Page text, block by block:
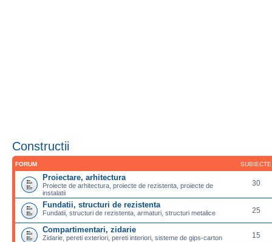
Constructii
FORUM SUBIECTE
Proiectare, arhitectura
Proiecte de arhitectura, proiecte de rezistenta, proiecte de
instalatii
30
Fundatii, structuri de rezistenta
Fundatii, structuri de rezistenta, armaturi, structuri metalice 25
Compartimentari, zidarie
Zidarie, pereti exteriori, pereti interiori, sisteme de gips-carton 15